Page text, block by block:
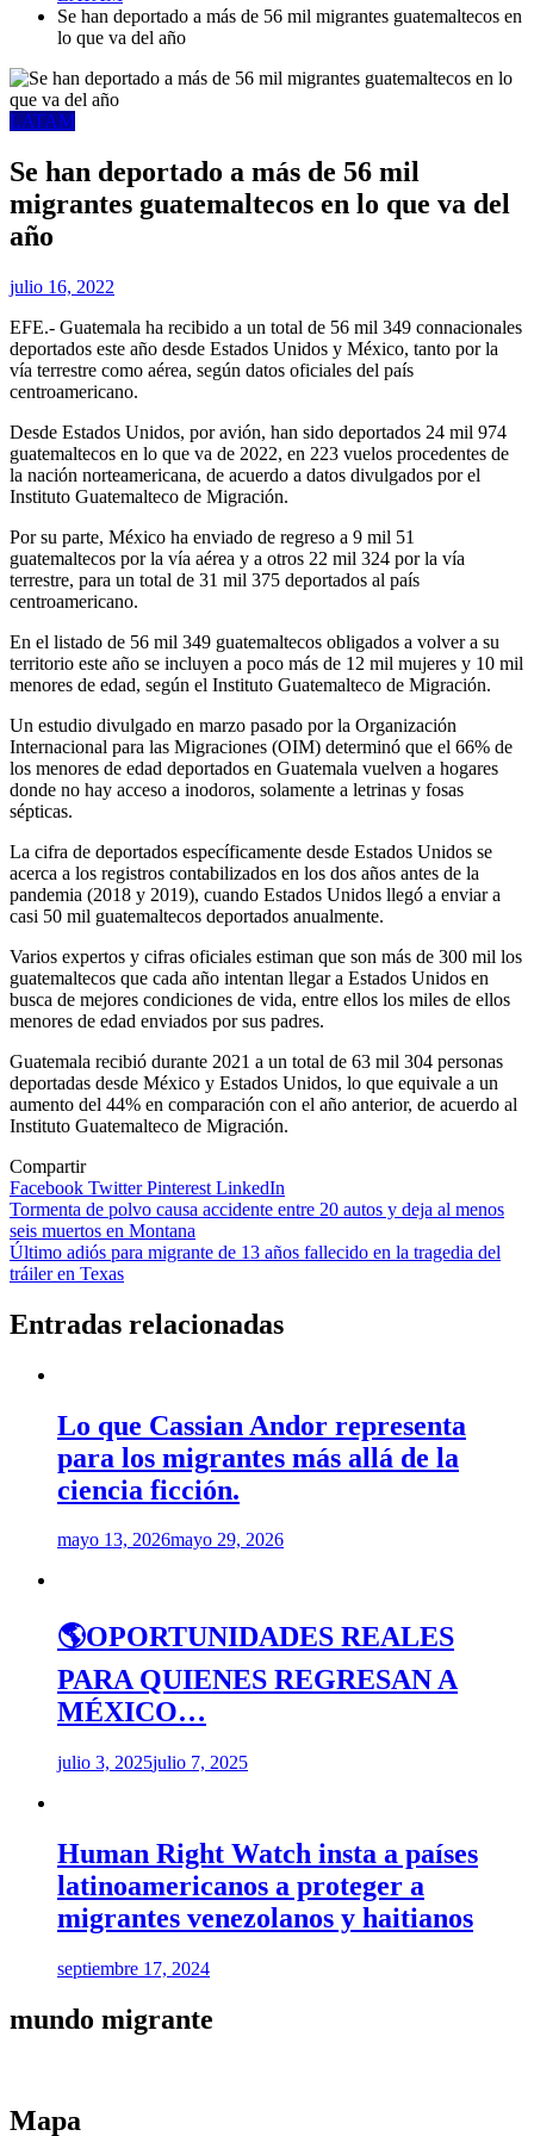
Se han deportado a más de 56 mil migrantes guatemaltecos en
lo que va del año
LATAM
Se han deportado a más de 56 mil
migrantes guatemaltecos en lo que va del
año
julio 16, 2022
EFE.- Guatemala ha recibido a un total de 56 mil 349 connacionales
deportados este año desde Estados Unidos y México, tanto por la
vía terrestre como aérea, según datos oficiales del país
centroamericano.
Desde Estados Unidos, por avión, han sido deportados 24 mil 974
guatemaltecos en lo que va de 2022, en 223 vuelos procedentes de
la nación norteamericana, de acuerdo a datos divulgados por el
Instituto Guatemalteco de Migración.
Por su parte, México ha enviado de regreso a 9 mil 51
guatemaltecos por la vía aérea y a otros 22 mil 324 por la vía
terrestre, para un total de 31 mil 375 deportados al país
centroamericano.
En el listado de 56 mil 349 guatemaltecos obligados a volver a su
territorio este año se incluyen a poco más de 12 mil mujeres y 10 mil
menores de edad, según el Instituto Guatemalteco de Migración.
Un estudio divulgado en marzo pasado por la Organización
Internacional para las Migraciones (OIM) determinó que el 66% de
los menores de edad deportados en Guatemala vuelven a hogares
donde no hay acceso a inodoros, solamente a letrinas y fosas
sépticas.
La cifra de deportados específicamente desde Estados Unidos se
acerca a los registros contabilizados en los dos años antes de la
pandemia (2018 y 2019), cuando Estados Unidos llegó a enviar a
casi 50 mil guatemaltecos deportados anualmente.
Varios expertos y cifras oficiales estiman que son más de 300 mil los
guatemaltecos que cada año intentan llegar a Estados Unidos en
busca de mejores condiciones de vida, entre ellos los miles de ellos
menores de edad enviados por sus padres.
Guatemala recibió durante 2021 a un total de 63 mil 304 personas
deportadas desde México y Estados Unidos, lo que equivale a un
aumento del 44% en comparación con el año anterior, de acuerdo al
Instituto Guatemalteco de Migración.
Compartir
Facebook TwitterPinterest LinkedIn
Navegación
de
entradas
Tormenta de polvo causa accidente entre 20 autos y deja al menos
seis muertos en Montana
Último adiós para migrante de 13 años fallecido en la tragedia del
tráiler en Texas
Entradas relacionadas
Lo que Cassian Andor representa
para los migrantes más allá de la
ciencia ficción.
mayo 13, 2026mayo 29, 2026
🌎OPORTUNIDADES REALES
PARA QUIENES REGRESAN A
MÉXICO…
julio 3, 2025julio 7, 2025
Human Right Watch insta a países
latinoamericanos a proteger a
migrantes venezolanos y haitianos
septiembre 17, 2024
mundo migrante
Mapa